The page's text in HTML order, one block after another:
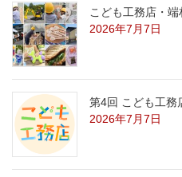
こども工務店・
2026年7月7日
第4回 こども工務
2026年7月7日